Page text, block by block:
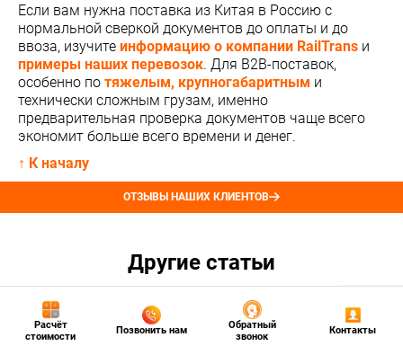
Если вам нужна поставка из Китая в Россию с
нормальной сверкой документов до оплаты и до
ввоза, изучите информацию о компании RailTrans и
примеры наших перевозок. Для B2B-поставок,
особенно по тяжелым, крупногабаритным и
технически сложным грузам, именно
предварительная проверка документов чаще всего
экономит больше всего времени и денег.
↑ К началу
ОТЗЫВЫ НАШИХ КЛИЕНТОВ
Другие статьи
Расчёт
стоимости
Позвонить нам
Обратный
звонок
Контакты